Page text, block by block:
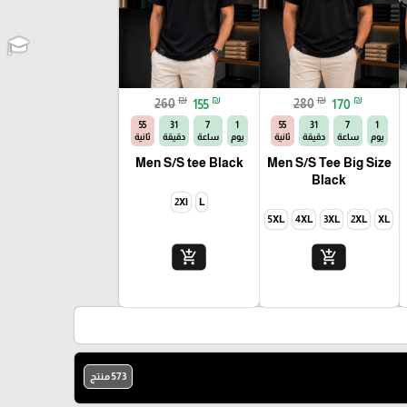
280 ₪ 170 ₪
1
يوم
7
ساعة
31
دقيقة
54
ثانية
Men S/S Tee Big Size
Black
XL
2XL
3XL
4XL
5XL
add_shopping_cart
260 ₪ 155 ₪
1
يوم
7
ساعة
31
دقيقة
54
ثانية
Men S/S tee Black
L
2Xl
add_shopping_cart
573 منتج